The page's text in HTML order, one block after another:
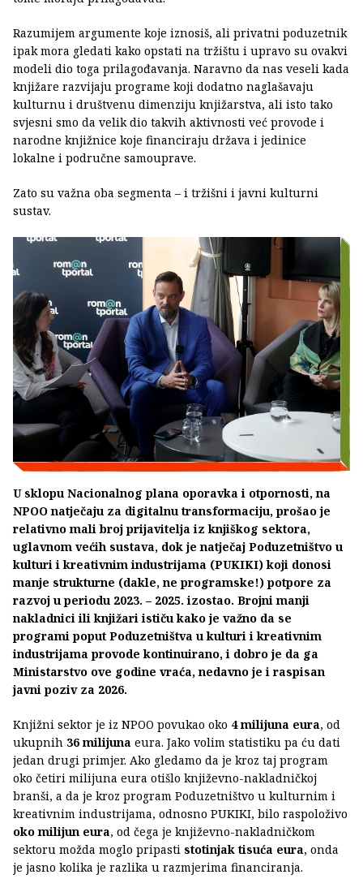
Razumijem argumente koje iznosiš, ali privatni poduzetnik
ipak mora gledati kako opstati na tržištu i upravo su ovakvi
modeli dio toga prilagođavanja. Naravno da nas veseli kada
knjižare razvijaju programe koji dodatno naglašavaju
kulturnu i društvenu dimenziju knjižarstva, ali isto tako
svjesni smo da velik dio takvih aktivnosti već provode i
narodne knjižnice koje financiraju država i jedinice
lokalne i područne samouprave.
Zato su važna oba segmenta – i tržišni i javni kulturni
sustav.
U sklopu Nacionalnog plana oporavka i otpornosti, na
NPOO natječaju za digitalnu transformaciju, prošao je
relativno mali broj prijavitelja iz knjiškog sektora,
uglavnom većih sustava, dok je natječaj Poduzetništvo u
kulturi i kreativnim industrijama (PUKIKI) koji donosi
manje strukturne (dakle, ne programske!) potpore za
razvoj u periodu 2023. – 2025. izostao. Brojni manji
nakladnici ili knjižari ističu kako je važno da se
programi poput Poduzetništva u kulturi i kreativnim
industrijama provode kontinuirano, i dobro je da ga
Ministarstvo ove godine vraća, nedavno je i raspisan
javni poziv za 2026.
Knjižni sektor je iz NPOO povukao oko 4 milijuna eura, od
ukupnih 36 milijuna eura. Jako volim statistiku pa ću dati
jedan drugi primjer. Ako gledamo da je kroz taj program
oko četiri milijuna eura otišlo književno-nakladničkoj
branši, a da je kroz program Poduzetništvo u kulturnim i
kreativnim industrijama, odnosno PUKIKI, bilo raspoloživo
oko milijun eura, od čega je književno-nakladničkom
sektoru možda moglo pripasti stotinjak tisuća eura, onda
je jasno kolika je razlika u razmjerima financiranja.